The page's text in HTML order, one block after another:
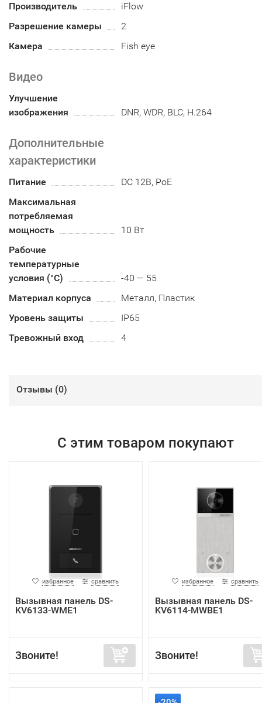
Производитель
iFlow
Разрешение камеры
2
Камера
Fish eye
Видео
Улучшение
изображения
DNR, WDR, BLC, H.264
Дополнительные
характеристики
Питание
DC 12В, PoE
Максимальная
потребляемая
мощность
10 Вт
Рабочие
температурные
условия (°С)
-40 — 55
Материал корпуса
Металл, Пластик
Уровень защиты
IP65
Тревожный вход
4
Отзывы (0)
С этим товаром покупают
избранное сравнить
Вызывная панель DS-
KV6133-WME1
Звоните!
избранное сравнить
Вызывная панель DS-
KV6114-MWBE1
Звоните!